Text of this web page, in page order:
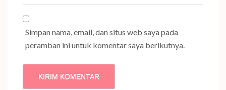
Simpan nama, email, dan situs web saya pada
peramban ini untuk komentar saya berikutnya.